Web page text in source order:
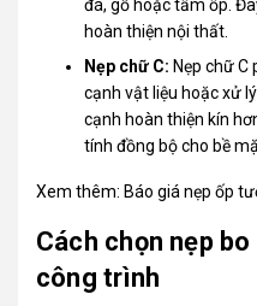
đá, gỗ hoặc tấm ốp.
hoàn thiện nội thất.
Nẹp chữ C: Nẹp chữ
cạnh vật liệu hoặc xử
cạnh hoàn thiện kín
tính đồng bộ cho bề
Xem thêm: Báo giá nẹp ốp
Cách chọn nẹp
công trình